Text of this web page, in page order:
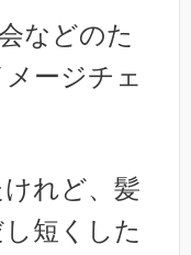
などのた
ージチェ
れど、髪
短くした